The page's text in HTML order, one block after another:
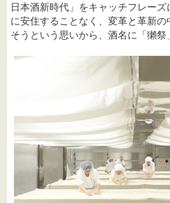
日本酒新時代」をキャッチフレー
に安住することなく、変革と革新
そうという思いから、酒名に「獺祭